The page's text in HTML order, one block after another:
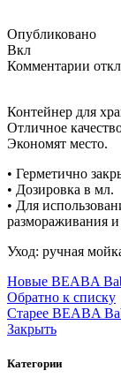
Опубликовано
Вкл
Комментарии к
Baby
120ml
Контейнер для
Отличное
Экономят место.
• Герметично
• Дозировка в мл.
• Для
размораживания и
Уход: ручная
Новые BEABA
Обратно к списку
Старее BEABA
Закрыть
Категории